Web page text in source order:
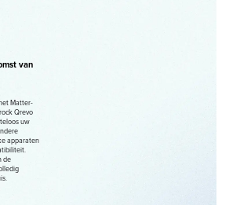
van
Matter-
Qrevo
uw
apparaten
de